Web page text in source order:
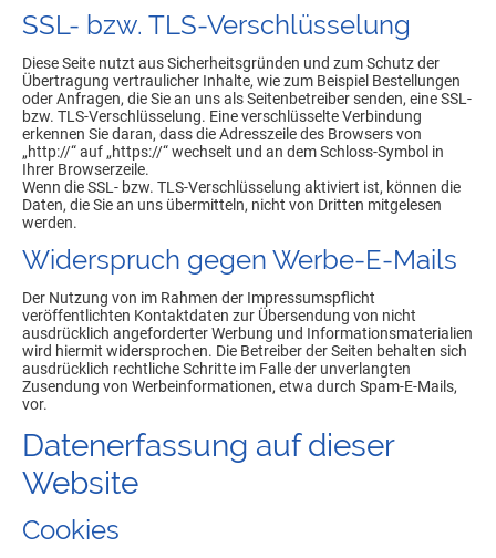
SSL- bzw. TLS-Verschlüsselung
Diese Seite nutzt aus Sicherheitsgründen und zum Schutz der
Übertragung vertraulicher Inhalte, wie zum Beispiel Bestellungen
oder Anfragen, die Sie an uns als Seitenbetreiber senden, eine SSL-
bzw. TLS-Verschlüsselung. Eine verschlüsselte Verbindung
erkennen Sie daran, dass die Adresszeile des Browsers von
„http://“ auf „https://“ wechselt und an dem Schloss-Symbol in
Ihrer Browserzeile.
Wenn die SSL- bzw. TLS-Verschlüsselung aktiviert ist, können die
Daten, die Sie an uns übermitteln, nicht von Dritten mitgelesen
werden.
Widerspruch gegen Werbe-E-Mails
Der Nutzung von im Rahmen der Impressumspflicht
veröffentlichten Kontaktdaten zur Übersendung von nicht
ausdrücklich angeforderter Werbung und Informationsmaterialien
wird hiermit widersprochen. Die Betreiber der Seiten behalten sich
ausdrücklich rechtliche Schritte im Falle der unverlangten
Zusendung von Werbeinformationen, etwa durch Spam-E-Mails,
vor.
Datenerfassung auf dieser
Website
Cookies